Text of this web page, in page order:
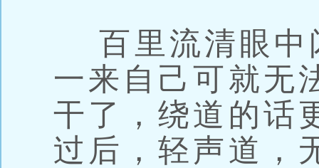
百里流清眼中
一来自己可就无
干了，绕道的话
过后，轻声道，